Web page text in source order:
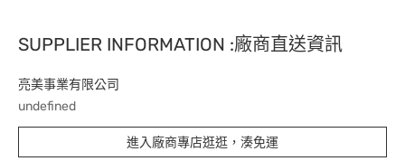
SUPPLIER INFORMATION :廠商直送資訊
亮美事業有限公司
undefined
進入廠商專店逛逛，湊免運